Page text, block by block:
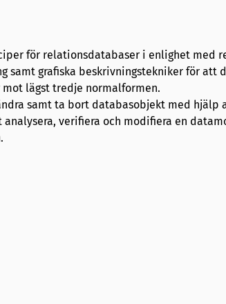
för relationsdatabaser i enlighet med
samt grafiska beskrivningstekniker för att
lägst tredje normalformen.
samt ta bort databasobjekt med hjälp
analysera, verifiera och modifiera en